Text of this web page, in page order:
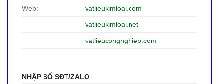
Web: vatlieukimloai.com
vatlieukimloai.net
vatlieucongnghiep.com
NHẬP SỐ SĐT/ZALO